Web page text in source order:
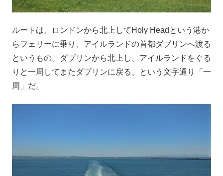
ルートは、ロンドンから北上してHoly Headという港か
らフェリーに乗り、アイルランドの首都ダブリンへ渡る
というもの。ダブリンから北上し、アイルランドをぐる
りと一周してまたダブリンに戻る、という文字通り「一
周」だ。